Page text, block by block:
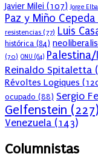
Javier Milei (107) Jorge
Paz y Miño Cepeda
resistencias (77) Luis
histórica (84)
(70) ONU (64)
Reinaldo Spitaletta
Révoltes Logiques
ocupado (88) Sergio
Gelfenstein (227)
Venezuela (143)
Columnistas